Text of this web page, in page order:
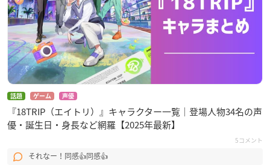
話題 ゲーム 声優
『18TRIP（エイトリ）』キャラクター一覧｜登場人物34名の声
優・誕生日・身長など網羅【2025年最新】
5コメント
それなー！同感👍同感👍